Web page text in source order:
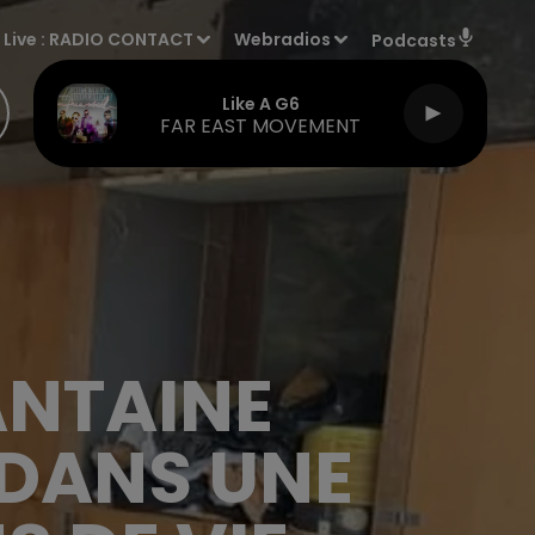
Live : RADIO CONTACT Webradios Podcasts
Like A G6
FAR EAST MOVEMENT
UNE